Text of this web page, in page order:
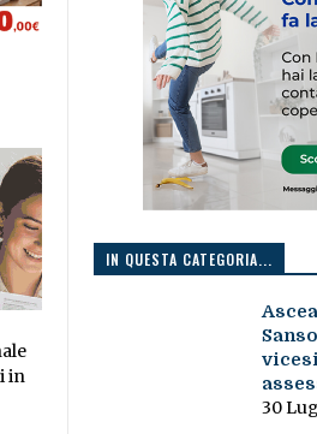
in
IN QUESTA CATEGORIA...
30